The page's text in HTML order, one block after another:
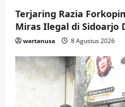
5
Sinergi
hingga
wartanusa
Terjaring Razia
Miras Ilegal di Sidoarjo
wartanusa 8 Agustus 2026